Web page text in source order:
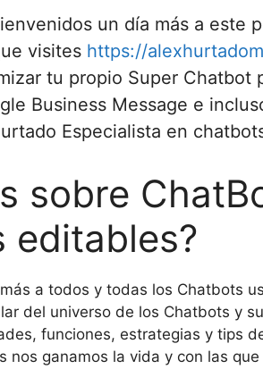
un día más a este
visites https://
tu propio Super Chatbot
Business Message e
Especialista en
sobre
editables?
a todos y todas los Chatbots
del universo de los Chatbots y
funciones, estrategias y tips
nos ganamos la vida y con las